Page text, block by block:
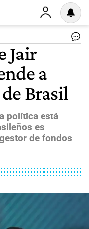
Jair
a
Brasil
política está
es
de fondos